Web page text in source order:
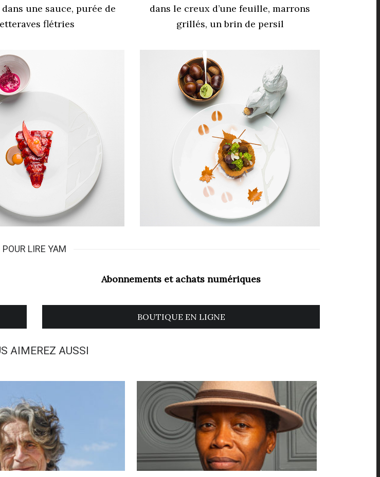
une sauce, purée de
flétries
dans le creux d’une feuille, marrons
grillés, un brin de persil
POUR LIRE YAM
Abonnements et achats numériques
BOUTIQUE EN LIGNE
AIMEREZ AUSSI